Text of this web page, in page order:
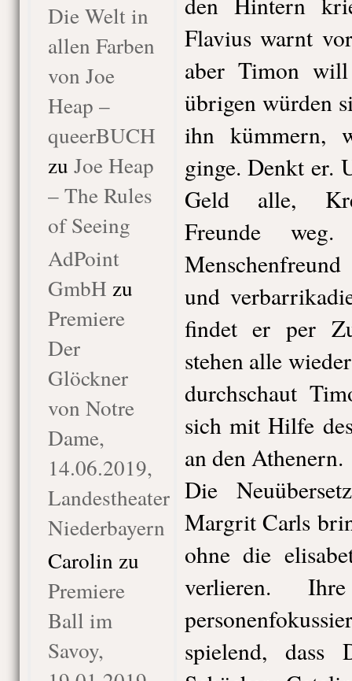
Die Welt in
allen Farben
von Joe
Heap –
queerBUCH
zu Joe Heap
– The Rules
of Seeing
AdPoint
GmbH zu
Premiere
Der
Glöckner
von Notre
Dame,
14.06.2019,
Landestheater
Niederbayern
Carolin zu
Premiere
Ball im
Savoy,
Flavius warnt
aber Timon
übrigen würden
ihn kümmern,
ginge. Denkt er.
Geld alle,
Freunde
und
findet er per
stehen alle
durchschaut
sich mit Hilfe
an den Athenern.
Die
Margrit Carls
ohne die
verlieren.
spielend, dass